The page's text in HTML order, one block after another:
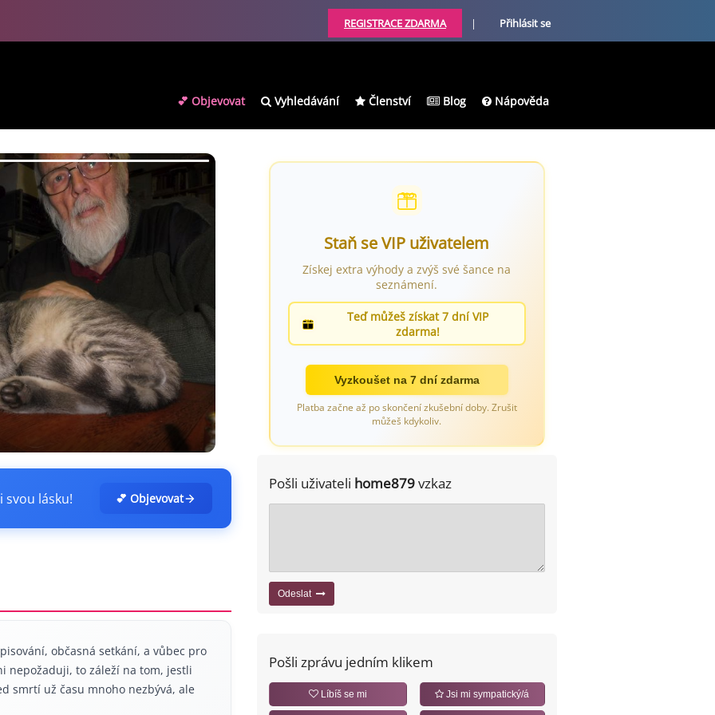
REGISTRACE ZDARMA | Přihlásit se
💕 Objevovat Vyhledávání Členství Blog Nápověda
svou lásku! 💕 Objevovat
občasná setkání, a vůbec pro
nepožaduji, to záleží na tom, jestli
smrtí už času mnoho nezbývá, ale
Staň se VIP uživatelem
Získej extra výhody a zvýš své šance na
seznámení.
Teď můžeš získat 7 dní VIP
zdarma!
Vyzkoušet na 7 dní zdarma
Platba začne až po skončení zkušební doby. Zrušit
můžeš kdykoliv.
Pošli uživateli home879vzkaz
Odeslat
Pošli zprávu jedním klikem
Líbíš se mi Jsi mi sympatický/á